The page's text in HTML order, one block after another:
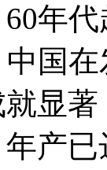
年
国
显
产